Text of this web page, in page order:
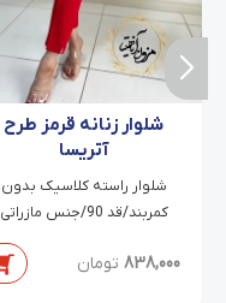
شلوار زنانه قرمز طرح
آتریسا
شلوار راسته کلاسیک بدون
کمربند/قد 90/جنس مازراتی
838,000 تومان